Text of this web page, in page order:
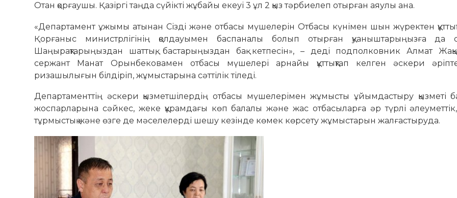
Отан қорғаушы. Қазіргі таңда сүйікті жұбайы екеуі 3 ұл 2 қыз тәрбиелеп отырған аяулы ана.
«Департамент ұжымы атынан Сізді және отбасы мүшелерін Отбасы күнімен шын жүректен
Қорғаныс министрлігінің қолдауымен баспаналы болып отырған қуаныштарыңызға да
Шаңырақтарыңыздан шаттық, бастарыңыздан бақ кетпесін», – деді подполковник Алмат
сержант Манат Орынбековамен отбасы мүшелері арнайы құттықтап келген әскери
ризашылығын білдіріп, жұмыстарына сәттілік тіледі.
Департаменттің әскери қызметшілердің отбасы мүшелерімен жұмысты ұйымдастыру қызметі
жоспарларына сәйкес, жеке құрамдағы көп балалы және жас отбасыларға әр түрлі
тұрмыстық және өзге де мәселелерді шешу кезінде көмек көрсету жұмыстарын жалғастыруда.